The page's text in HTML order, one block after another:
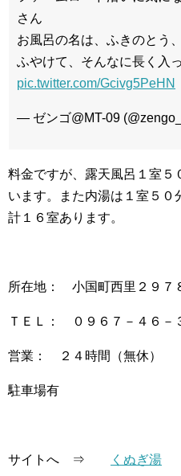
さん
お風呂の名は、ふきのとう
ふやけて、そんなに長く入
pic.twitter.com/Gcivg5PeHN
— ゼンゴ@MT-09
料金ですが、露天風呂１室５
います。また内湯は１室５０
計１６室あります。
所在地： 小国町西里２９７
ＴＥＬ： ０９６７－４６－
営業： ２４時間（無休）
駐車場有
サイトへ ⇒ くぬぎ湯